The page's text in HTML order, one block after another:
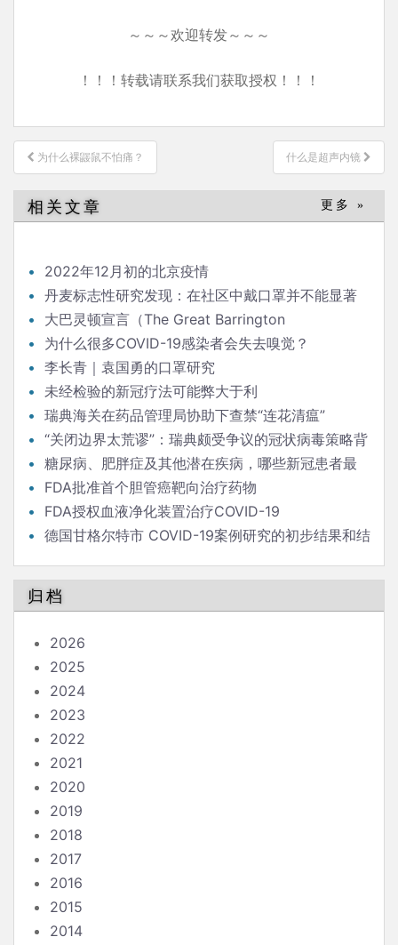
～～～欢迎转发～～～
！！！转载请联系我们获取授权！！！
文
章
导
航
为什么裸鼹鼠不怕痛？ 什么是超声内镜
相关文章 更多 »
2022年12月初的北京疫情
丹麦标志性研究发现：在社区中戴口罩并不能显著
降低（新冠）感染率
大巴灵顿宣言（The Great Barrington
Declaration）
为什么很多COVID-19感染者会失去嗅觉？
李长青｜袁国勇的口罩研究
未经检验的新冠疗法可能弊大于利
瑞典海关在药品管理局协助下查禁“连花清瘟”
“关闭边界太荒谬”：瑞典颇受争议的冠状病毒策略背
后的流行病学家
糖尿病、肥胖症及其他潜在疾病，哪些新冠患者最
危险？
FDA批准首个胆管癌靶向治疗药物
FDA授权血液净化装置治疗COVID-19
德国甘格尔特市 COVID-19案例研究的初步结果和结
归档
2026
2025
2024
2023
2022
2021
2020
2019
2018
2017
2016
2015
2014